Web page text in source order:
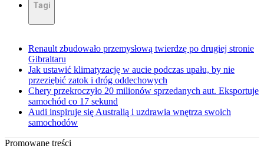
Tagi
Renault zbudowało przemysłową twierdzę po drugiej stronie
Gibraltaru
Jak ustawić klimatyzację w aucie podczas upału, by nie
przeziębić zatok i dróg oddechowych
Chery przekroczyło 20 milionów sprzedanych aut. Eksportuje
samochód co 17 sekund
Audi inspiruje się Australią i uzdrawia wnętrza swoich
samochodów
Promowane treści